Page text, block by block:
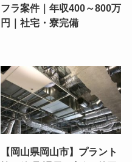
フラ案件｜年収400～800万
円｜社宅・寮完備
【岡山県岡山市】プラント